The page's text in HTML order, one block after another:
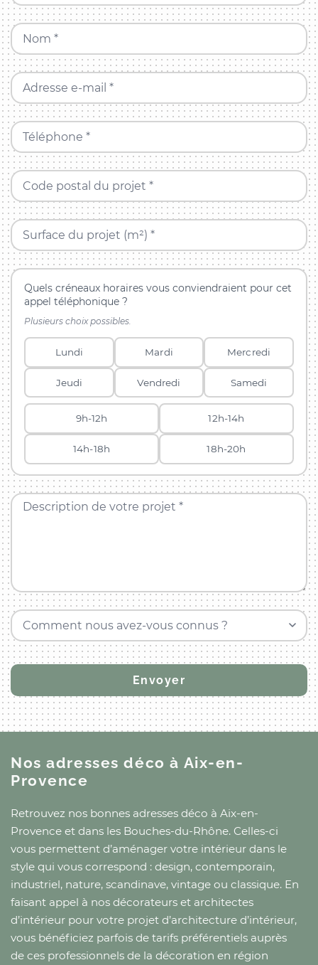
Nom *
Adresse e-mail *
Téléphone *
Code postal du projet *
Surface du projet (m²) *
Quels créneaux horaires vous conviendraient pour cet
appel téléphonique ?
Plusieurs choix possibles.
Lundi Mardi Mercredi
Jeudi Vendredi Samedi
9h-12h 12h-14h
14h-18h 18h-20h
Description de votre projet *
Comment nous avez-vous connus ?
Nos adresses décoà Aix-en-
Provence
Retrouvez nos bonnes adresses déco à Aix-en-
Provence et dans les Bouches-du-Rhône. Celles-ci
vous permettent d’aménager votre intérieur dans le
style qui vous correspond : design, contemporain,
industriel, nature, scandinave, vintage ou classique. En
faisant appel à nos décorateurs et architectes
d’intérieur pour votre projet d’architecture d’intérieur,
vous bénéficiez parfois de tarifs préférentiels auprès
de ces professionnels de la décoration en région